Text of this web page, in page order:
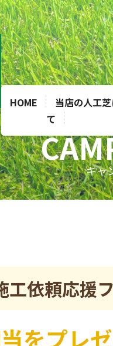
HOME
当店の人工
て
キャ
依頼応援フ
をプレ